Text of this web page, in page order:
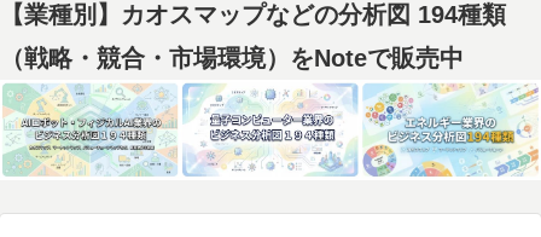
【業種別】カオスマップなどの分析図 194種類
（戦略・競合・市場環境）をNoteで販売中